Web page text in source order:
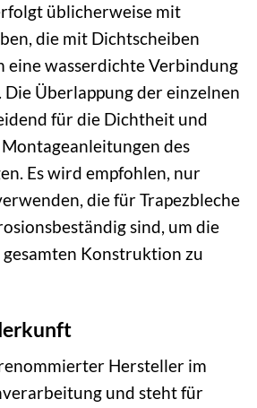
üblicherweise mit
die mit Dichtscheiben
eine wasserdichte Verbindung
Überlappung der einzelnen
für die Dichtheit und
des
Es wird empfohlen, nur
die für Trapezbleche
sind, um die
Konstruktion zu
Hersteller im
und steht für